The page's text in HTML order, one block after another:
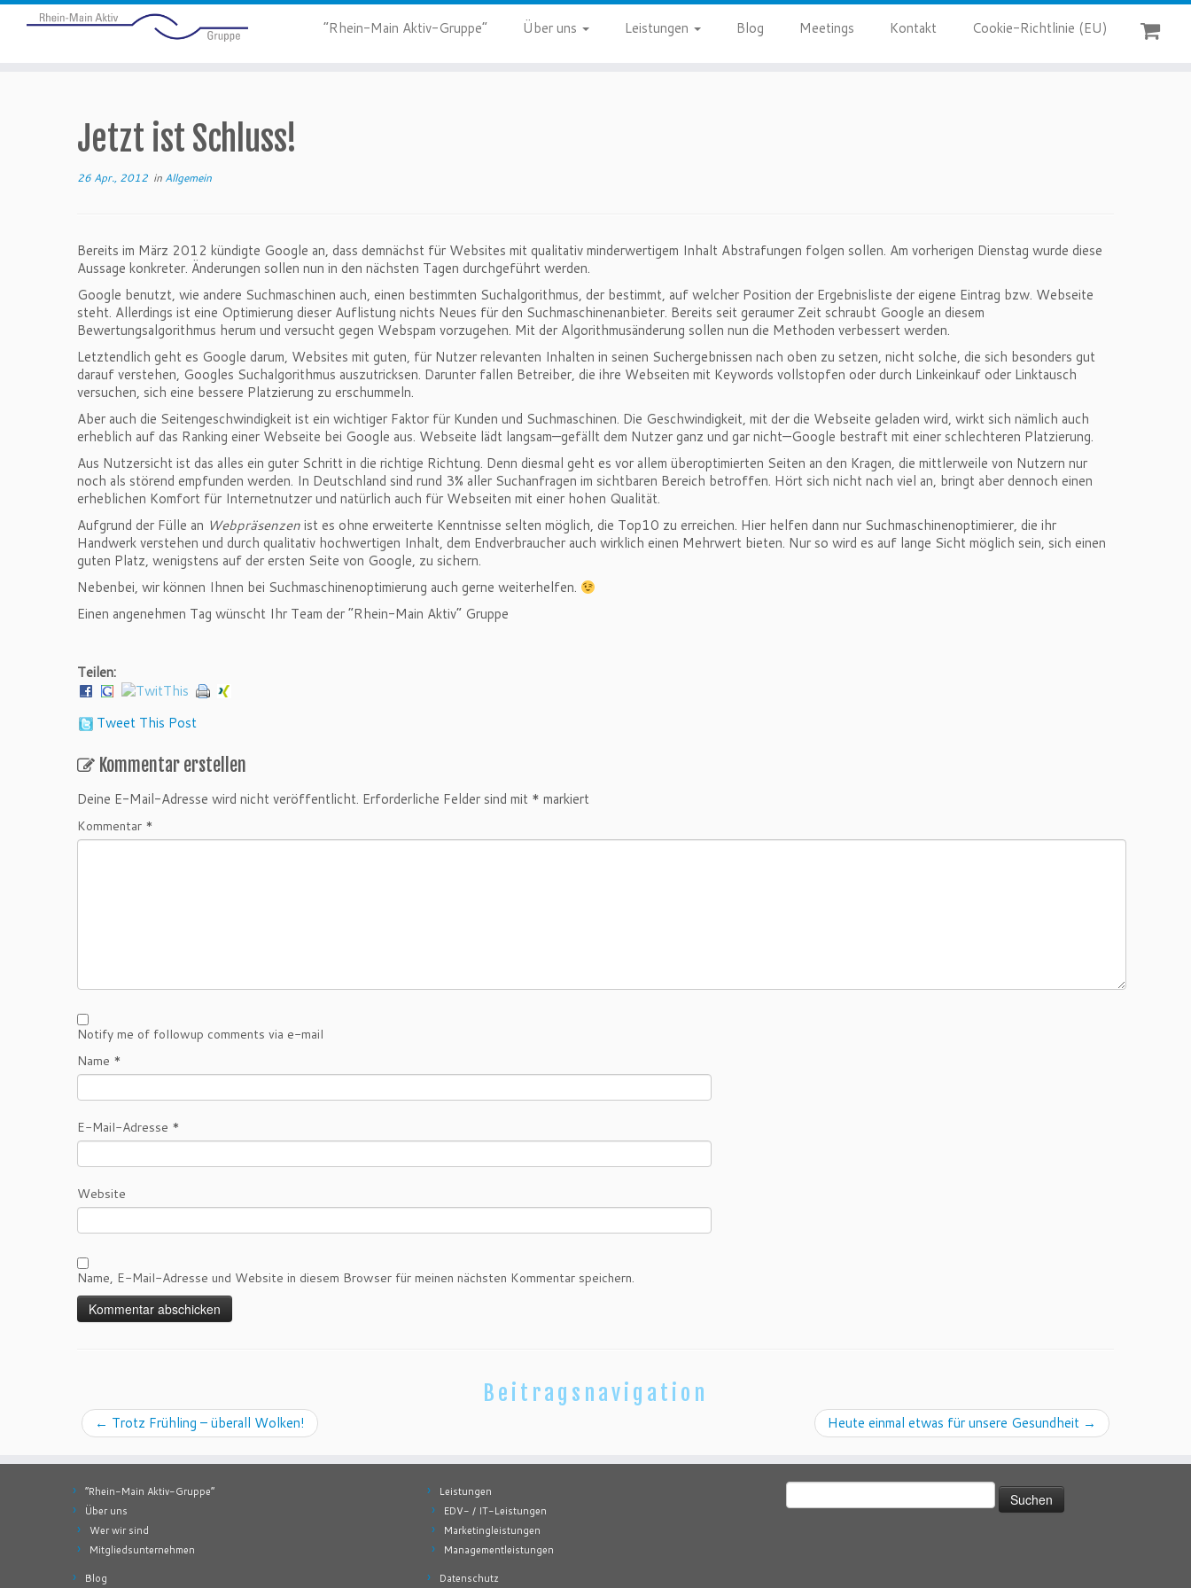
“Rhein-Main Aktiv-Gruppe” Über uns Leistungen Blog Meetings Kontakt Cookie-Richtlinie (EU)
Jetzt ist Schluss!
26 Apr., 2012 in Allgemein
Bereits im März 2012 kündigte Google an, dass demnächst für Websites mit qualitativ minderwertigem Inhalt Abstrafungen folgen sollen. Am vorherigen Dienstag wurde diese
Aussage konkreter. Änderungen sollen nun in den nächsten Tagen durchgeführt werden.
Google benutzt, wie andere Suchmaschinen auch, einen bestimmten Suchalgorithmus, der bestimmt, auf welcher Position der Ergebnisliste der eigene Eintrag bzw. Webseite
steht. Allerdings ist eine Optimierung dieser Auflistung nichts Neues für den Suchmaschinenanbieter. Bereits seit geraumer Zeit schraubt Google an diesem
Bewertungsalgorithmus herum und versucht gegen Webspam vorzugehen. Mit der Algorithmusänderung sollen nun die Methoden verbessert werden.
Letztendlich geht es Google darum, Websites mit guten, für Nutzer relevanten Inhalten in seinen Suchergebnissen nach oben zu setzen, nicht solche, die sich besonders gut
darauf verstehen, Googles Suchalgorithmus auszutricksen. Darunter fallen Betreiber, die ihre Webseiten mit Keywords vollstopfen oder durch Linkeinkauf oder Linktausch
versuchen, sich eine bessere Platzierung zu erschummeln.
Aber auch die Seitengeschwindigkeit ist ein wichtiger Faktor für Kunden und Suchmaschinen. Die Geschwindigkeit, mit der die Webseite geladen wird, wirkt sich nämlich auch
erheblich auf das Ranking einer Webseite bei Google aus. Webseite lädt langsam—gefällt dem Nutzer ganz und gar nicht—Google bestraft mit einer schlechteren Platzierung.
Aus Nutzersicht ist das alles ein guter Schritt in die richtige Richtung. Denn diesmal geht es vor allem überoptimierten Seiten an den Kragen, die mittlerweile von Nutzern nur
noch als störend empfunden werden. In Deutschland sind rund 3% aller Suchanfragen im sichtbaren Bereich betroffen. Hört sich nicht nach viel an, bringt aber dennoch einen
erheblichen Komfort für Internetnutzer und natürlich auch für Webseiten mit einer hohen Qualität.
Aufgrund der Fülle an Webpräsenzenist es ohne erweiterte Kenntnisse selten möglich, die Top10 zu erreichen. Hier helfen dann nur Suchmaschinenoptimierer, die ihr
Handwerk verstehen und durch qualitativ hochwertigen Inhalt, dem Endverbraucher auch wirklich einen Mehrwert bieten. Nur so wird es auf lange Sicht möglich sein, sich einen
guten Platz, wenigstens auf der ersten Seite von Google, zu sichern.
Nebenbei, wir können Ihnen bei Suchmaschinenoptimierung auch gerne weiterhelfen.
Einen angenehmen Tag wünscht Ihr Team der “Rhein-Main Aktiv“ Gruppe
Teilen:
Tweet This Post
Kommentar erstellen
Deine E-Mail-Adresse wird nicht veröffentlicht. Erforderliche Felder sind mit * markiert
Kommentar *
Notify me of followup comments via e-mail
Name *
E-Mail-Adresse *
Website
Name, E-Mail-Adresse und Website in diesem Browser für meinen nächsten Kommentar speichern.
Beitragsnavigation
← Trotz Frühling – überall Wolken! Heute einmal etwas für unsere Gesundheit →
“Rhein-Main Aktiv-Gruppe”
Über uns
Wer wir sind
Mitgliedsunternehmen
Blog
Leistungen
EDV- / IT-Leistungen
Marketingleistungen
Managementleistungen
Datenschutz
Suchen
nach: